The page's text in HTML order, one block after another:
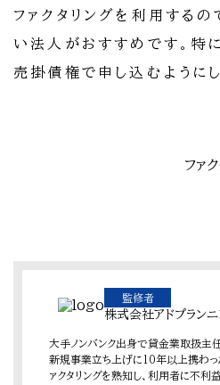
ファクタリングを利用する
い法人がおすすめです。特
売掛債権で申し込むようにし
ファ
監修者
株式会社アドプラン
大手ノンバンク出身で貸金業取扱主
新規事業立ち上げに10年以上携わっ
ァクタリングを熟知し、利用者に不